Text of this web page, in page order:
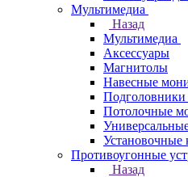
Мультимедиа
Назад
Мультимедиа
Аксессуары
Магнитолы
Навесные
Потолочные
Установочные
Противоугонные
Назад